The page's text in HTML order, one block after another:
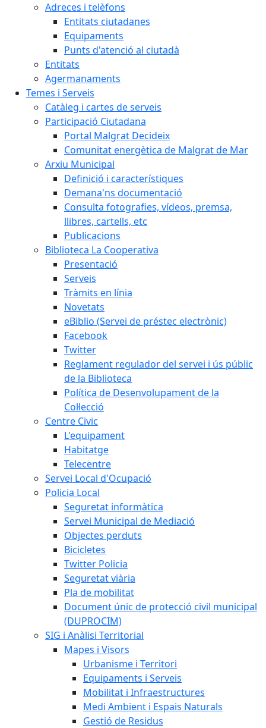
Adreces i telèfons
Entitats ciutadanes
Equipaments
Punts d'atenció al ciutadà
Entitats
Agermanaments
Temes i Serveis
Catàleg i cartes de serveis
Participació Ciutadana
Portal Malgrat Decideix
Comunitat energètica de Malgrat de Mar
Arxiu Municipal
Definició i característiques
Demana'ns documentació
Consulta fotografies, vídeos, premsa,
llibres, cartells, etc
Publicacions
Biblioteca La Cooperativa
Presentació
Serveis
Tràmits en línia
Novetats
eBiblio (Servei de préstec electrònic)
Facebook
Twitter
Reglament regulador del servei i ús públic
de la Biblioteca
Política de Desenvolupament de la
Col·lecció
Centre Civic
L'equipament
Habitatge
Telecentre
Servei Local d'Ocupació
Policia Local
Seguretat informàtica
Servei Municipal de Mediació
Objectes perduts
Bicicletes
Twitter Policia
Seguretat viària
Pla de mobilitat
Document únic de protecció civil municipal
(DUPROCIM)
SIG i Anàlisi Territorial
Mapes i Visors
Urbanisme i Territori
Equipaments i Serveis
Mobilitat i Infraestructures
Medi Ambient i Espais Naturals
Gestió de Residus